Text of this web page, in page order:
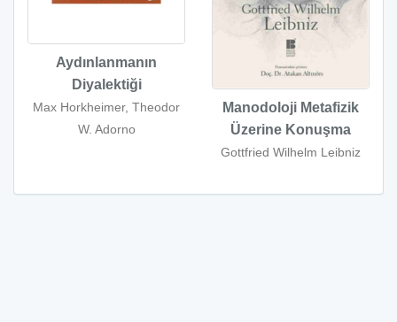
Aydınlanmanın
Diyalektiği
Max Horkheimer, Theodor
W. Adorno
Manodoloji Metafizik
Üzerine Konuşma
Gottfried Wilhelm Leibniz